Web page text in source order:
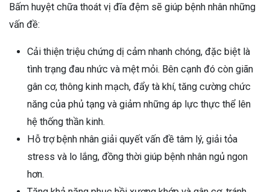
Bấm huyệt chữa thoát vị đĩa đệm sẽ giúp bệnh nhân những
vấn đề:
Cải thiện triệu chứng dị cảm nhanh chóng, đặc biệt là
tình trạng đau nhức và mệt mỏi. Bên cạnh đó còn giãn
gân cơ, thông kinh mạch, đẩy tà khí, tăng cường chức
năng của phủ tạng và giảm những áp lực thực thể lên
hệ thống thần kinh.
Hỗ trợ bệnh nhân giải quyết vấn đề tâm lý, giải tỏa
stress và lo lắng, đồng thời giúp bệnh nhân ngủ ngon
hơn.